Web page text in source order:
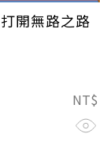
打開無路之路
NT$